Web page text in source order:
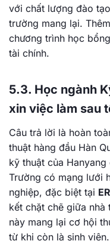
với chất lượng đào
trường mang lại.
chương trình học
tài chính.
5.3. Học ngành
xin việc làm sau
Câu trả lời là hoàn
thuật hàng đầu Hàn
kỹ thuật của
Trường có mạng lưới
nghiệp, đặc biệt tại
kết chặt chẽ giữa
này mang lại cơ hội
từ khi còn là sinh viên.